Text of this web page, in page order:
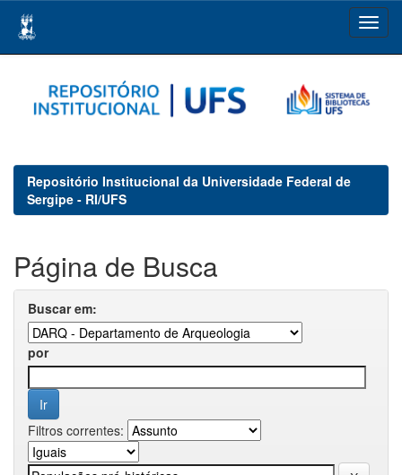
navigation
Repositório Institucional da Universidade Federal de
Sergipe - RI/UFS
Página de Busca
Buscar em:
por
Filtros correntes: